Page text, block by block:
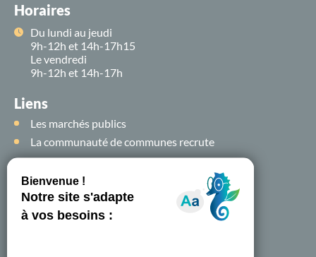
Horaires
Du lundi au jeudi
9h-12h et 14h-17h15
Le vendredi
9h-12h et 14h-17h
Liens
Les marchés publics
La communauté de communes recrute
Suivez-nous sur
les
réseaux sociaux !